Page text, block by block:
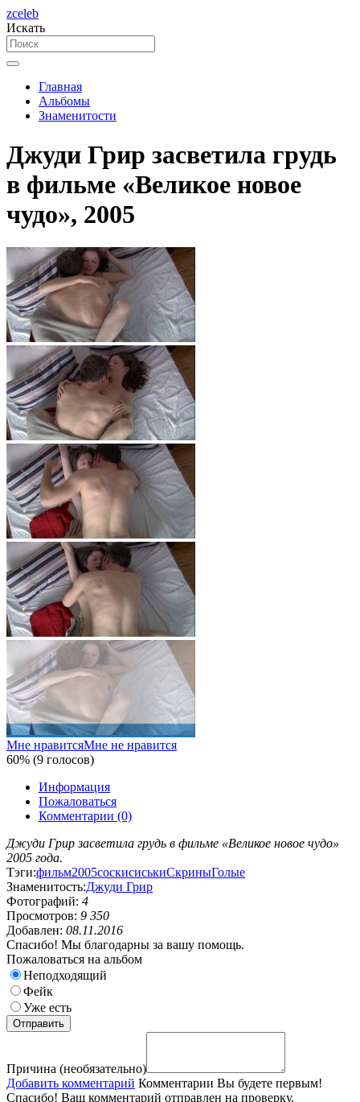
zceleb
Искать
Главная
Альбомы
Знаменитости
Джуди Грир засветила грудь
в фильме «Великое новое
чудо», 2005
Мне нравитсяМне не нравится
60% (9 голосов)
Информация
Пожаловаться
Комментарии (0)
Джуди Грир засветила грудь в фильме «Великое новое чудо»
2005 года.
Тэги:фильм2005соскисиськиСкриныГолые
Знаменитость:Джуди Грир
Фотографий: 4
Просмотров: 9 350
Добавлен: 08.11.2016
Спасибо! Мы благодарны за вашу помощь.
Пожаловаться на альбом
Неподходящий
Фейк
Уже есть
Причина (необязательно)
Добавить комментарий Комментарии Вы будете первым!
Спасибо! Ваш комментарий отправлен на проверку.